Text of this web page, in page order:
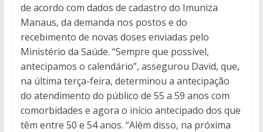
de acordo com dados de cadastro do Imuniza
Manaus, da demanda nos postos e do
recebimento de novas doses enviadas pelo
Ministério da Saúde. “Sempre que possível,
antecipamos o calendário”, assegurou David, que,
na última terça-feira, determinou a antecipação
do atendimento do público de 55 a 59 anos com
comorbidades e agora o início antecipado dos que
têm entre 50 e 54 anos. “Além disso, na próxima